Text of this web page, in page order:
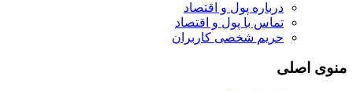
درباره پول و اقتصاد
تماس با پول و اقتصاد
حریم شخصی کاربران
منوی اصلی